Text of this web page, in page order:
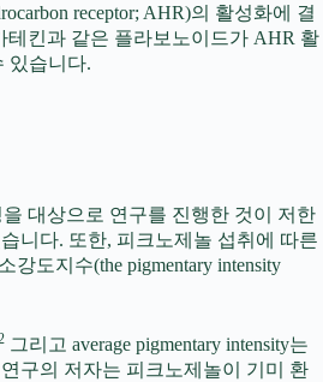
receptor; AHR)의 활성화에 결
킨과 같은 플라보노이드가 AHR 활
있습니다.
대상으로 연구를 진행한 것이 저한
니다. 또한, 피크노제놀 섭취에 따른
도지수(the pigmentary intensity
그리고 average pigmentary intensity는
구의 저자는 피크노제놀이 기미 환